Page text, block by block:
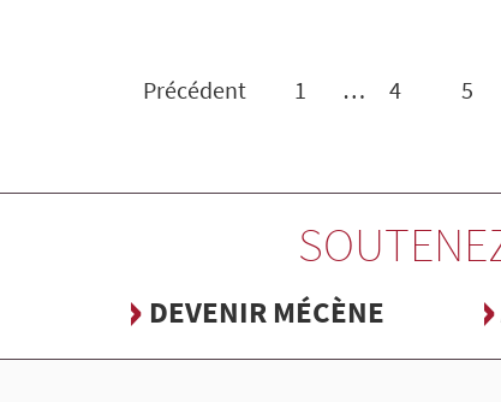
Précédent 1 … 4 5
DEVENIR MÉCÈNE